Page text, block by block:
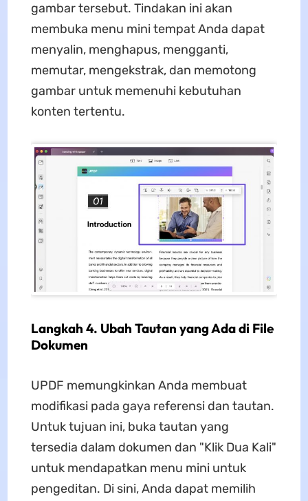
gambar tersebut. Tindakan ini akan
membuka menu mini tempat Anda dapat
menyalin, menghapus, mengganti,
memutar, mengekstrak, dan memotong
gambar untuk memenuhi kebutuhan
konten tertentu.
Langkah 4. Ubah Tautan yang Ada di File
Dokumen
UPDF memungkinkan Anda membuat
modifikasi pada gaya referensi dan tautan.
Untuk tujuan ini, buka tautan yang
tersedia dalam dokumen dan "Klik Dua Kali"
untuk mendapatkan menu mini untuk
pengeditan. Di sini, Anda dapat memilih